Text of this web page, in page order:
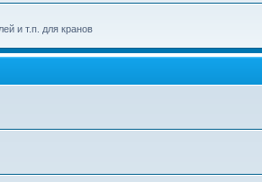
и т.п. для кранов